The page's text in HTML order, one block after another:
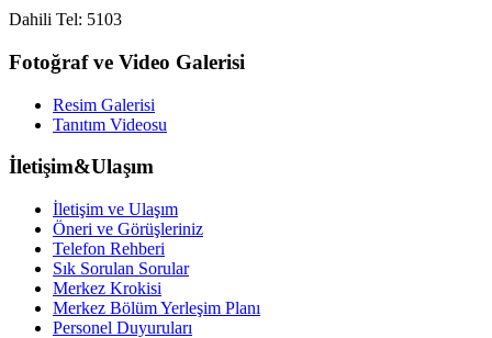
Dahili Tel: 5103
Fotoğraf ve Video Galerisi
Resim Galerisi
Tanıtım Videosu
İletişim&Ulaşım
İletişim ve Ulaşım
Öneri ve Görüşleriniz
Telefon Rehberi
Sık Sorulan Sorular
Merkez Krokisi
Merkez Bölüm Yerleşim Planı
Personel Duyuruları